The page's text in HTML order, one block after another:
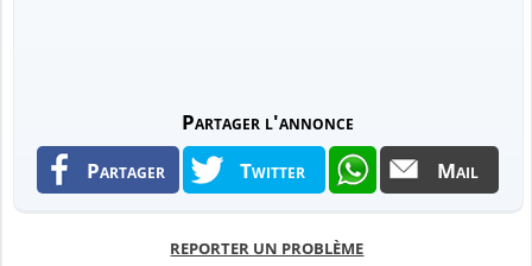
Partager l'annonce
Partager Twitter Mail
REPORTER UN PROBLÈME